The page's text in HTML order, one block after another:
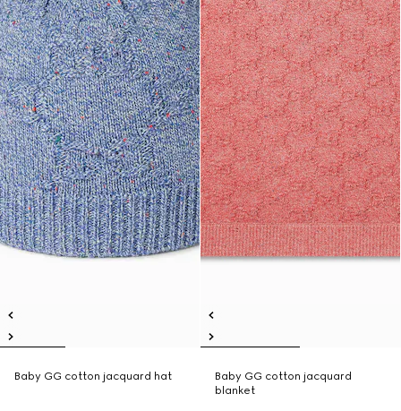
Baby GG cotton jacquard hat
Baby GG cotton jacquard
blanket